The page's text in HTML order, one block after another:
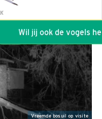
Wil jij ook de vogels
Vreemde bosuil op visite